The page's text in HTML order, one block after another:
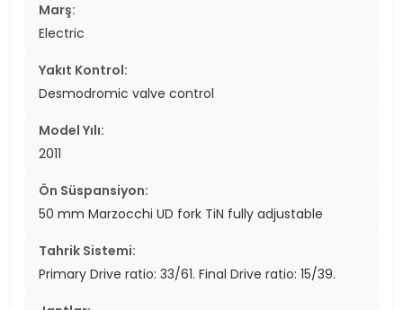
Marş:
Electric
Yakıt Kontrol:
Desmodromic valve control
Model Yılı:
2011
Ön Süspansiyon:
50 mm Marzocchi UD fork TiN fully adjustable
Tahrik Sistemi:
Primary Drive ratio: 33/61. Final Drive ratio: 15/39.